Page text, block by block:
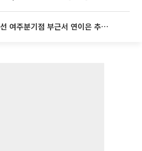
주분기점 부근서 연이은 추돌사고 발생